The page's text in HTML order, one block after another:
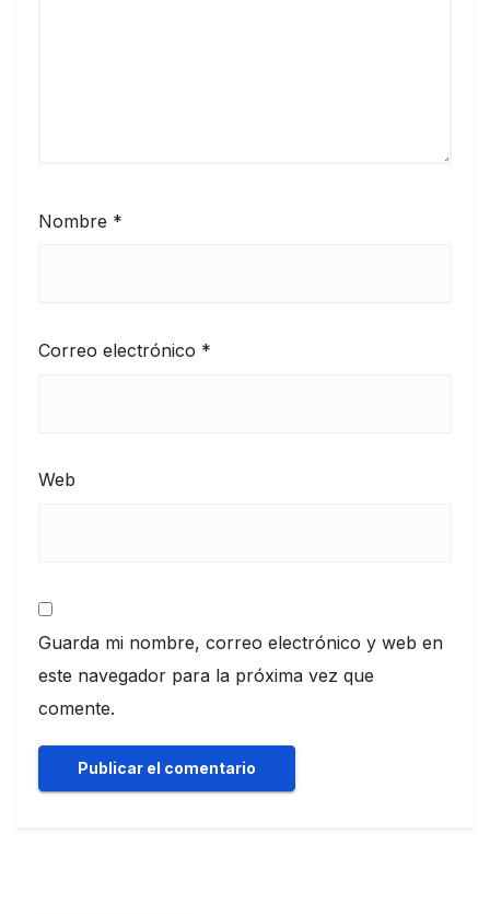
Nombre *
Correo electrónico *
Web
Guarda mi nombre, correo electrónico y web en
este navegador para la próxima vez que
comente.